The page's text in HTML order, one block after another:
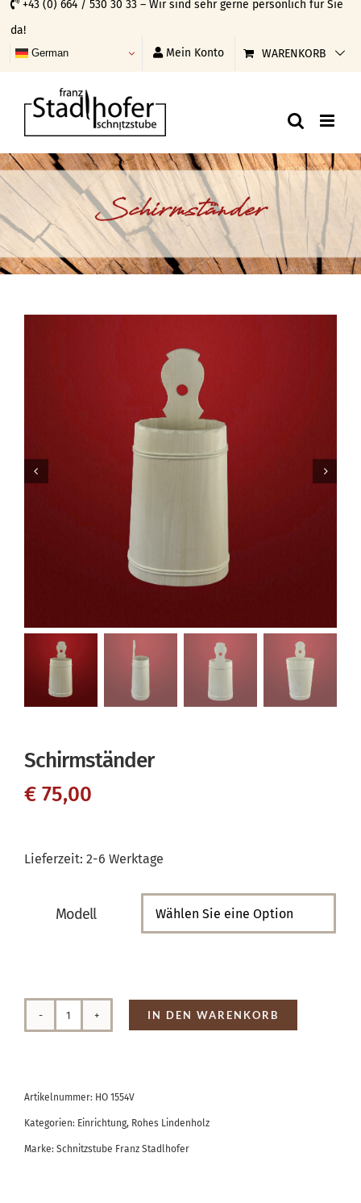
Skip
to
content
+43 (0) 664 / 530 30 33 – Wir sind sehr gerne persönlich für Sie
da!
German Mein Konto WARENKORB
Schirmständer
Schirmständer
€ 75,00
Lieferzeit: 2-6 Werktage
Modell
Schirmständer
IN DEN WARENKORB
Artikelnummer: HO 1554V
Kategorien: Einrichtung, Rohes Lindenholz
Marke: Schnitzstube Franz Stadlhofer